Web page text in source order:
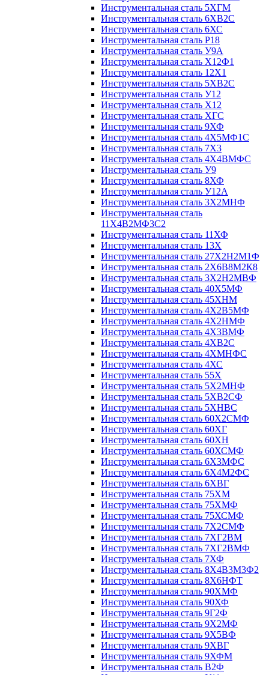
Инструментальная сталь 5ХГМ
Инструментальная сталь 6ХВ2С
Инструментальная сталь 6ХС
Инструментальная сталь Р18
Инструментальная сталь У9А
Инструментальная сталь Х12Ф1
Инструментальная сталь 12Х1
Инструментальная сталь 5ХВ2С
Инструментальная сталь У12
Инструментальная сталь Х12
Инструментальная сталь ХГС
Инструментальная сталь 9ХФ
Инструментальная сталь 4Х5МФ1С
Инструментальная сталь 7Х3
Инструментальная сталь 4Х4ВМФС
Инструментальная сталь У9
Инструментальная сталь 8ХФ
Инструментальная сталь У12А
Инструментальная сталь 3Х2МНФ
Инструментальная сталь
11Х4В2МФ3С2
Инструментальная сталь 11ХФ
Инструментальная сталь 13Х
Инструментальная сталь 27Х2Н2М1Ф
Инструментальная сталь 2Х6В8М2К8
Инструментальная сталь 3Х2Н2МВФ
Инструментальная сталь 40Х5МФ
Инструментальная сталь 45ХНМ
Инструментальная сталь 4Х2В5МФ
Инструментальная сталь 4Х2НМФ
Инструментальная сталь 4Х3ВМФ
Инструментальная сталь 4ХВ2С
Инструментальная сталь 4ХМНФС
Инструментальная сталь 4ХС
Инструментальная сталь 55Х
Инструментальная сталь 5Х2МНФ
Инструментальная сталь 5ХВ2СФ
Инструментальная сталь 5ХНВС
Инструментальная сталь 60Х2СМФ
Инструментальная сталь 60ХГ
Инструментальная сталь 60ХН
Инструментальная сталь 60ХСМФ
Инструментальная сталь 6Х3МФС
Инструментальная сталь 6Х4М2ФС
Инструментальная сталь 6ХВГ
Инструментальная сталь 75ХМ
Инструментальная сталь 75ХМФ
Инструментальная сталь 75ХСМФ
Инструментальная сталь 7Х2СМФ
Инструментальная сталь 7ХГ2ВМ
Инструментальная сталь 7ХГ2ВМФ
Инструментальная сталь 7ХФ
Инструментальная сталь 8Х4В3М3Ф2
Инструментальная сталь 8Х6НФТ
Инструментальная сталь 90ХМФ
Инструментальная сталь 90ХФ
Инструментальная сталь 9Г2Ф
Инструментальная сталь 9Х2МФ
Инструментальная сталь 9Х5ВФ
Инструментальная сталь 9ХВГ
Инструментальная сталь 9ХФМ
Инструментальная сталь В2Ф